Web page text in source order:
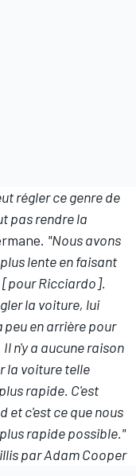
régler ce genre de
pas rendre la
"Nous avons
lente en faisant
[pour Ricciardo].
la voiture, lui
en arrière pour
n'y a aucune raison
la voiture telle
rapide. C'est
et c'est ce que nous
rapide possible."
par Adam Cooper